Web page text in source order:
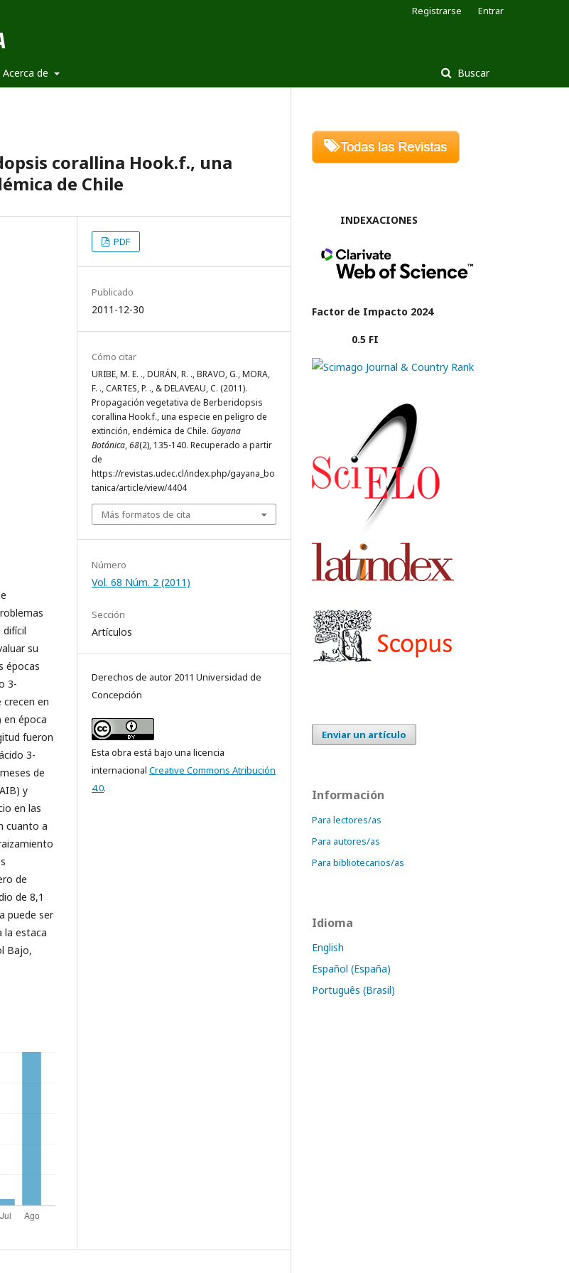
Acerca de Buscar
Registrarse Entrar
corallina Hook.f., una
de Chile
difícil
su
épocas
3-
en
en época
fueron
3-
de
y
en las
cuanto a
de
de 8,1
puede ser
la estaca
Bajo,
PDF
Publicado
2011-12-30
Cómo citar
URIBE, M. E. ., DURÁN, R. ., BRAVO, G., MORA,
F. ., CARTES, P. ., & DELAVEAU, C. (2011).
Propagación vegetativa de Berberidopsis
corallina Hook.f., una especie en peligro de
extinción, endémica de Chile. Gayana
Botánica,68(2), 135-140. Recuperado a partir
de
https://revistas.udec.cl/index.php/gayana_bo
tanica/article/view/4404
Más formatos de cita
Número
Vol. 68 Núm. 2 (2011)
Sección
Artículos
Derechos de autor 2011 Universidad de
Concepción
Esta obra está bajo una licencia
internacional Creative Commons Atribución
4.0.
INDEXACIONES
Factor de Impacto 2024
0.5 FI
Enviar un artículo
Información
Para lectores/as
Para autores/as
Para bibliotecarios/as
Idioma
English
Español (España)
Português (Brasil)